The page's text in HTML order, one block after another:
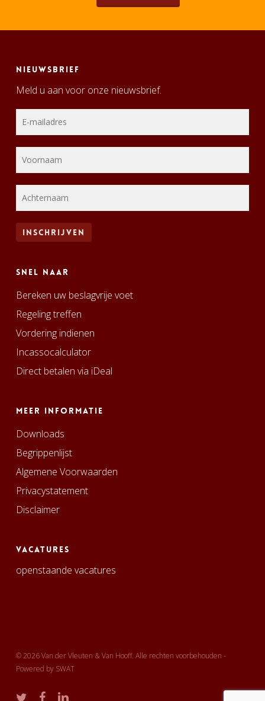
Nieuwsbrief
Meld u aan voor onze nieuwsbrief.
Snel naar
Bereken uw beslagvrije voet
Regeling treffen
Vordering indienen
Incassocalculator
Direct betalen via iDeal
Meer informatie
Downloads
Begrippenlijst
Algemene Voorwaarden
Privacystatement
Disclaimer
Vacatures
openstaande vacatures
© 2026 Van der Vleuten & Van Hooff. Alle rechten voorbehouden -
Powered by SWAT
twitter facebooklinkedin